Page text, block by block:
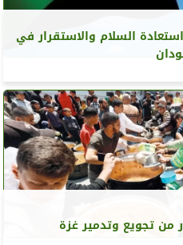
السلام والاستقرار في
من تجويع وتدمير غزة